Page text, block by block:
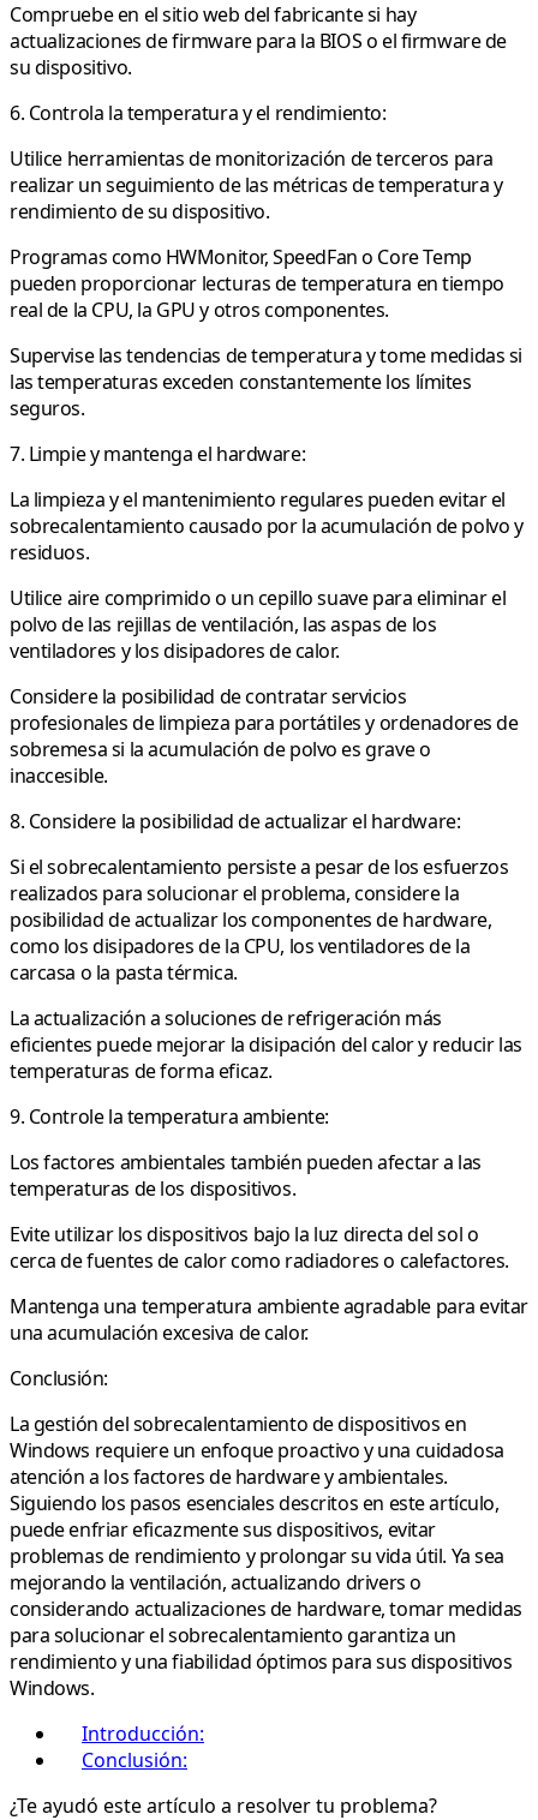
Compruebe en el sitio web del fabricante si hay
actualizaciones de firmware para la BIOS o el firmware de
su dispositivo.
6. Controla la temperatura y el rendimiento:
Utilice herramientas de monitorización de terceros para
realizar un seguimiento de las métricas de temperatura y
rendimiento de su dispositivo.
Programas como HWMonitor, SpeedFan o Core Temp
pueden proporcionar lecturas de temperatura en tiempo
real de la CPU, la GPU y otros componentes.
Supervise las tendencias de temperatura y tome medidas si
las temperaturas exceden constantemente los límites
seguros.
7. Limpie y mantenga el hardware:
La limpieza y el mantenimiento regulares pueden evitar el
sobrecalentamiento causado por la acumulación de polvo y
residuos.
Utilice aire comprimido o un cepillo suave para eliminar el
polvo de las rejillas de ventilación, las aspas de los
ventiladores y los disipadores de calor.
Considere la posibilidad de contratar servicios
profesionales de limpieza para portátiles y ordenadores de
sobremesa si la acumulación de polvo es grave o
inaccesible.
8. Considere la posibilidad de actualizar el hardware:
Si el sobrecalentamiento persiste a pesar de los esfuerzos
realizados para solucionar el problema, considere la
posibilidad de actualizar los componentes de hardware,
como los disipadores de la CPU, los ventiladores de la
carcasa o la pasta térmica.
La actualización a soluciones de refrigeración más
eficientes puede mejorar la disipación del calor y reducir las
temperaturas de forma eficaz.
9. Controle la temperatura ambiente:
Los factores ambientales también pueden afectar a las
temperaturas de los dispositivos.
Evite utilizar los dispositivos bajo la luz directa del sol o
cerca de fuentes de calor como radiadores o calefactores.
Mantenga una temperatura ambiente agradable para evitar
una acumulación excesiva de calor.
Conclusión:
La gestión del sobrecalentamiento de dispositivos en
Windows requiere un enfoque proactivo y una cuidadosa
atención a los factores de hardware y ambientales.
Siguiendo los pasos esenciales descritos en este artículo,
puede enfriar eficazmente sus dispositivos, evitar
problemas de rendimiento y prolongar su vida útil. Ya sea
mejorando la ventilación, actualizando drivers o
considerando actualizaciones de hardware, tomar medidas
para solucionar el sobrecalentamiento garantiza un
rendimiento y una fiabilidad óptimos para sus dispositivos
Windows.
Introducción:
Conclusión:
¿Te ayudó este artículo a resolver tu problema?